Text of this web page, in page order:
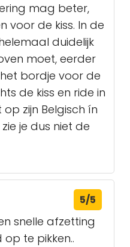
mag beter,
voor de kiss. In de
duidelijk
moet, eerder
bordje voor de
de kiss en ride in
zijn Belgisch ín
je dus niet de
5/5
snelle afzetting
te pikken..